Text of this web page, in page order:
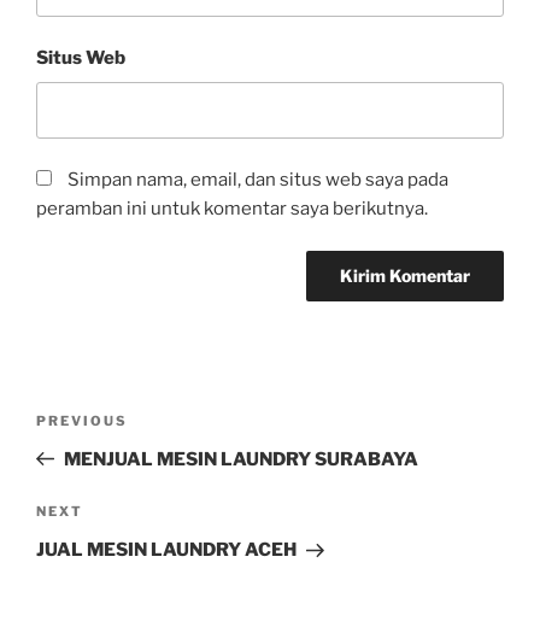
Situs Web
Simpan nama, email, dan situs web saya pada
peramban ini untuk komentar saya berikutnya.
PREVIOUS
MENJUAL MESIN LAUNDRY SURABAYA
NEXT
JUAL MESIN LAUNDRY ACEH